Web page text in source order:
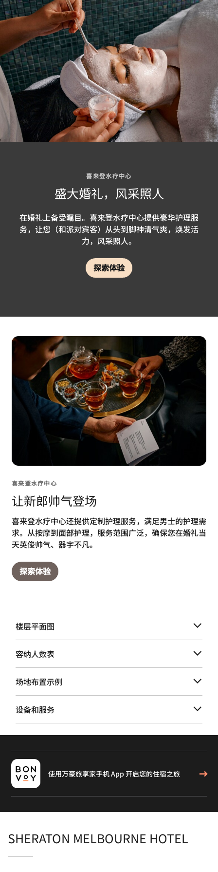
喜来登水疗中心
盛大婚礼，风采照人
在婚礼上备受瞩目。喜来登水疗中心提供豪华护理服
务，让您（和派对宾客）从头到脚神清气爽，焕发活
力，风采照人。
探索体验
喜来登水疗中心
让新郎帅气登场
喜来登水疗中心还提供定制护理服务，满足男士的护理需
求。从按摩到面部护理，服务范围广泛，确保您在婚礼当
天英俊帅气、器宇不凡。
探索体验
楼层平面图
容纳人数表
场地布置示例
设备和服务
使用万豪旅享家手机 App 开启您的住宿之旅
SHERATON MELBOURNE HOTEL